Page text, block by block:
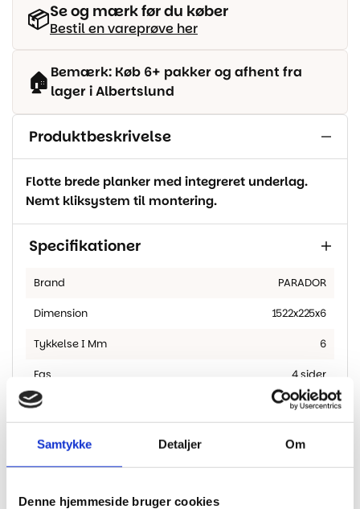
Samtykke Detaljer Om
Denne hjemmeside bruger cookies
📦Se og mærk før du køber
Bestil en vareprøve her
🏠 Bemærk: Køb 6+ pakker og afhent fra
lager i Albertslund
Produktbeskrivelse
Flotte brede planker med integreret underlag.
Nemt kliksystem til montering.
Specifikationer
Brand PARADOR
Dimension 1522x225x6
Tykkelse I Mm 6
Fas 4 sider
Bagside SPC – fungere som underlag
Garanti Livstid bolig
Vandfast